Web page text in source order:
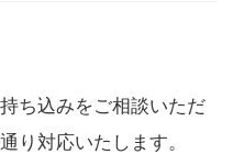
ち込みをご相談いただ
り対応いたします。